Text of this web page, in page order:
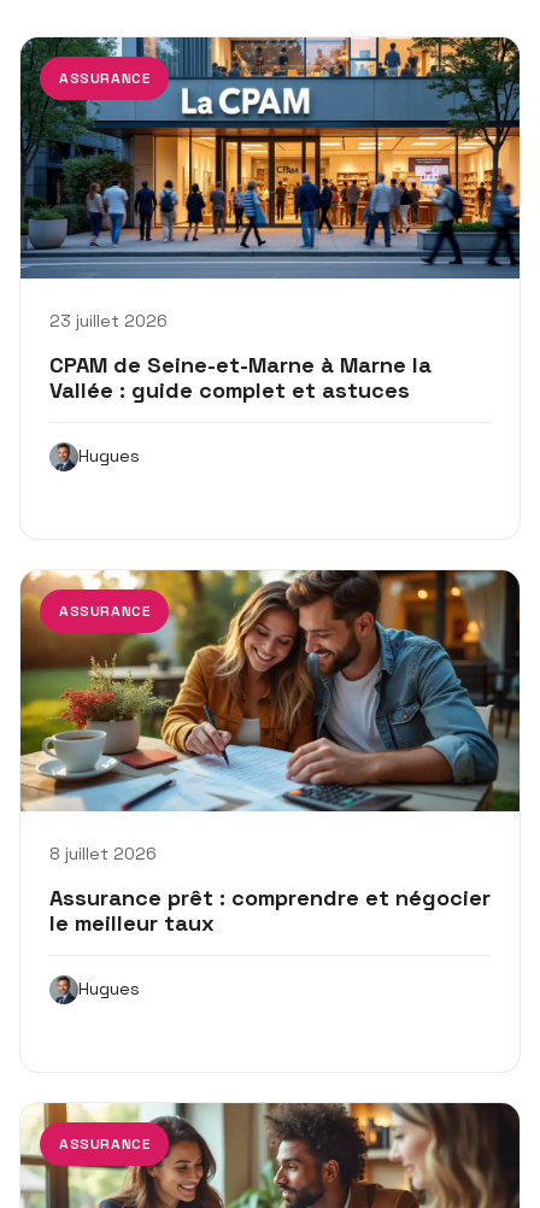
ASSURANCE
23 juillet 2026
CPAM de Seine-et-Marne à Marne la
Vallée : guide complet et astuces
Hugues
ASSURANCE
8 juillet 2026
Assurance prêt : comprendre et négocier
le meilleur taux
Hugues
ASSURANCE